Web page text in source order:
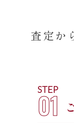
査定か
STEP
01